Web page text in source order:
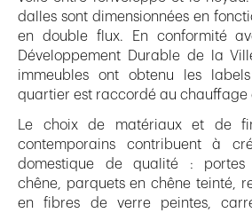
dalles sont dimensionnées en
en double flux. En conformité
Développement Durable de la
immeubles ont obtenu les
quartier est raccordé au chauffage
Le choix de matériaux et de
contemporains contribuent à
domestique de qualité : portes
chêne, parquets en chêne teinté,
en fibres de verre peintes,